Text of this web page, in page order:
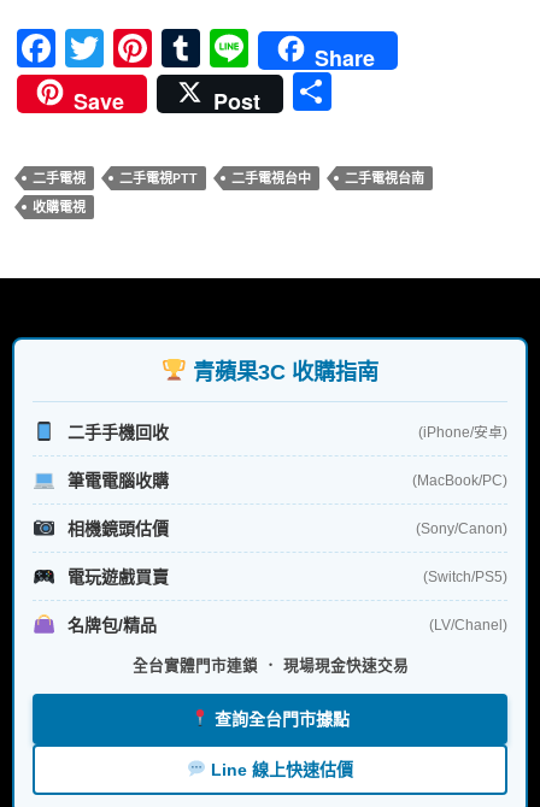
F
ac
e
b
o
k
T
w
itt
er
Pi
nt
er
es
t
T
u
m
bl
r
Li
n
e
Share
Save
Post
二手電視 二手電視PTT 二手電視台中
二手電視台南
收購電視
青蘋果3C 收購指南
二手手機回收 (iPhone/安卓)
筆電電腦收購 (MacBook/PC)
相機鏡頭估價 (Sony/Canon)
電玩遊戲買賣 (Switch/PS5)
名牌包/精品 (LV/Chanel)
全台實體門市連鎖 ． 現場現金快速交易
查詢全台門市據點
Line 線上快速估價